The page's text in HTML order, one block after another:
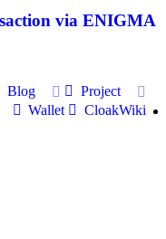
via ENIGMA
Blog
Project
Wallet
CloakWiki